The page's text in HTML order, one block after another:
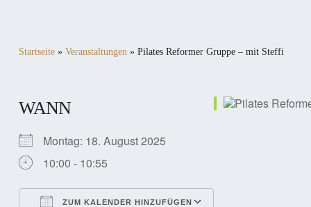
Startseite» Veranstaltungen» Pilates Reformer Gruppe – mit Steffi
WANN
Montag: 18. August 2025
10:00 - 10:55
ZUM KALENDER HINZUFÜGEN